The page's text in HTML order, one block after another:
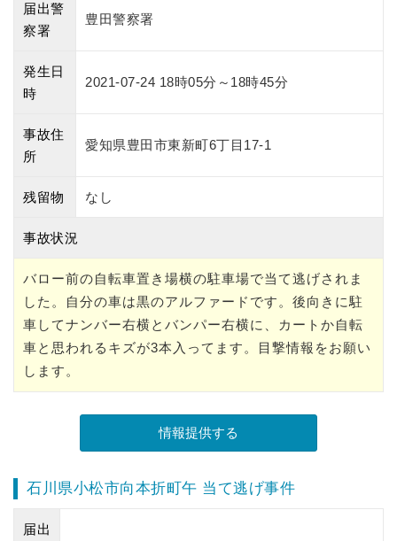
届出警
察署
豊田警察署
発生日
時
2021-07-24 18時05分～18時45分
事故住
所
愛知県豊田市東新町6丁目17-1
残留物 なし
事故状況
バロー前の自転車置き場横の駐車場で当て逃げされま
した。自分の車は黒のアルファードです。後向きに駐
車してナンバー右横とバンパー右横に、カートか自転
車と思われるキズが3本入ってます。目撃情報をお願い
します。
石川県小松市向本折町午 当て逃げ事件
届出